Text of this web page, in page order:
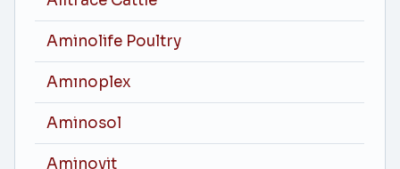
Aminolife Poultry
Amınoplex
Aminosol
Aminovit